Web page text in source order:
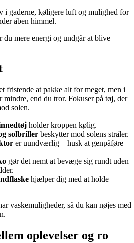
i gaderne, køligere luft og mulighed for
åben himmel.
du mere energi og undgår at blive
fristende at pakke alt for meget, men i
end du tror. Fokuser på tøj, der
solen.
holder kroppen kølig.
solbriller beskytter mod solens stråler.
er uundværlig – husk at genpåføre
gør det nemt at bevæge sig rundt uden
hjælper dig med at holde
vaskemuligheder, så du kan nøjes med
oplevelser og ro